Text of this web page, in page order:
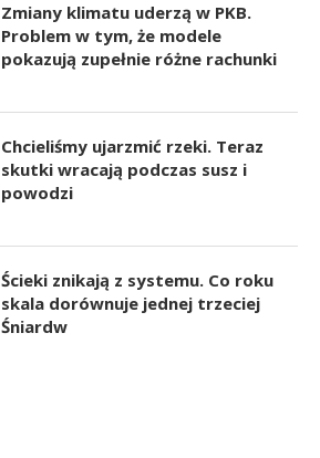
Zmiany klimatu uderzą w PKB.
Problem w tym, że modele
pokazują zupełnie różne rachunki
Chcieliśmy ujarzmić rzeki. Teraz
skutki wracają podczas susz i
powodzi
Ścieki znikają z systemu. Co roku
skala dorównuje jednej trzeciej
Śniardw